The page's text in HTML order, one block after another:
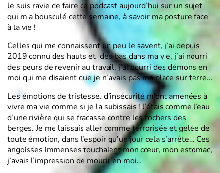
Je suis ravie de faire ce podcast aujourd’hui sur un sujet
qui m’a bousculé cette semaine, à savoir ma posture face
à la vie !
Celles qui me connaissent un peu le savent, j’ai depuis
2019 connu des hauts et des bas dans ma vie, j’ai nourri
des peurs de revenir au travail, j’ai nourri des démons en
moi qui me disaient que je n’avais pas ma place sur terre…
Les émotions de tristesse, d’insécurité m’ont amenées à
vivre ma vie comme si je la subissais ! J’étais comme l’eau
d’une rivière qui se fracasse contre les rochers des
berges. Je me laissais aller comme terrorisée et gelée de
toute émotion, dans l’espoir qu’un jour cela s’arrête… Ces
angoisses immenses touchaient mon cœur, mon estomac,
j’avais l’impression de mourir en moi…